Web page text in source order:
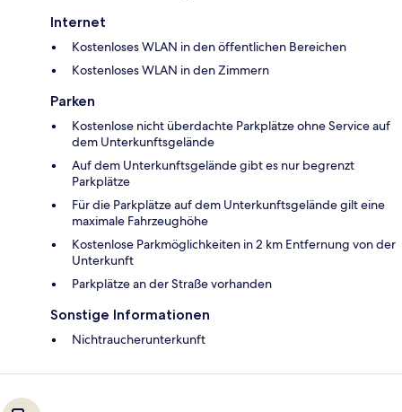
Internet
Kostenloses WLAN in den öffentlichen Bereichen
Kostenloses WLAN in den Zimmern
Parken
Kostenlose nicht überdachte Parkplätze ohne Service auf
dem Unterkunftsgelände
Auf dem Unterkunftsgelände gibt es nur begrenzt
Parkplätze
Für die Parkplätze auf dem Unterkunftsgelände gilt eine
maximale Fahrzeughöhe
Kostenlose Parkmöglichkeiten in 2 km Entfernung von der
Unterkunft
Parkplätze an der Straße vorhanden
Sonstige Informationen
Nichtraucherunterkunft